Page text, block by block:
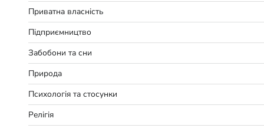
Приватна власність
Підприємництво
Забобони та сни
Природа
Психологія та стосунки
Релігія